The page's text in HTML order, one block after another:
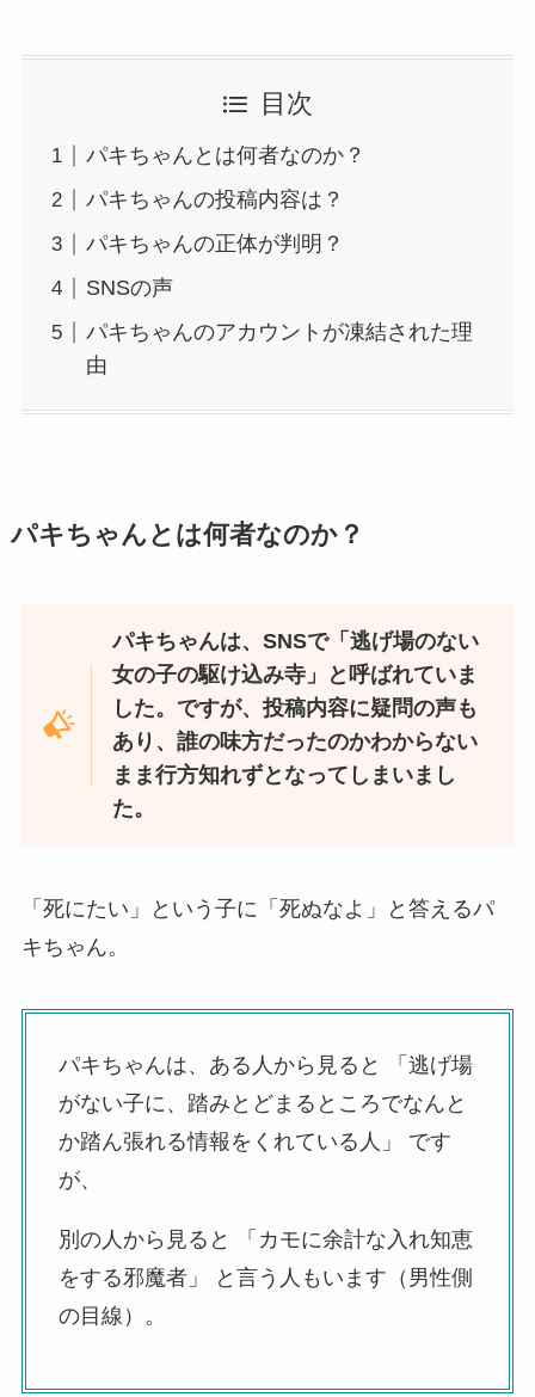
目次
パキちゃんとは何者なのか？
パキちゃんの投稿内容は？
パキちゃんの正体が判明？
SNSの声
パキちゃんのアカウントが凍結された理
由
パキちゃんとは何者なのか？
パキちゃんは、SNSで「逃げ場のない
女の子の駆け込み寺」と呼ばれていま
した。ですが、投稿内容に疑問の声も
あり、誰の味方だったのかわからない
まま行方知れずとなってしまいまし
た。
「死にたい」という子に「死ぬなよ」と答えるパ
キちゃん。
パキちゃんは、ある人から見ると 「逃げ場
がない子に、踏みとどまるところでなんと
か踏ん張れる情報をくれている人」 です
が、
別の人から見ると 「カモに余計な入れ知恵
をする邪魔者」 と言う人もいます（男性側
の目線）。